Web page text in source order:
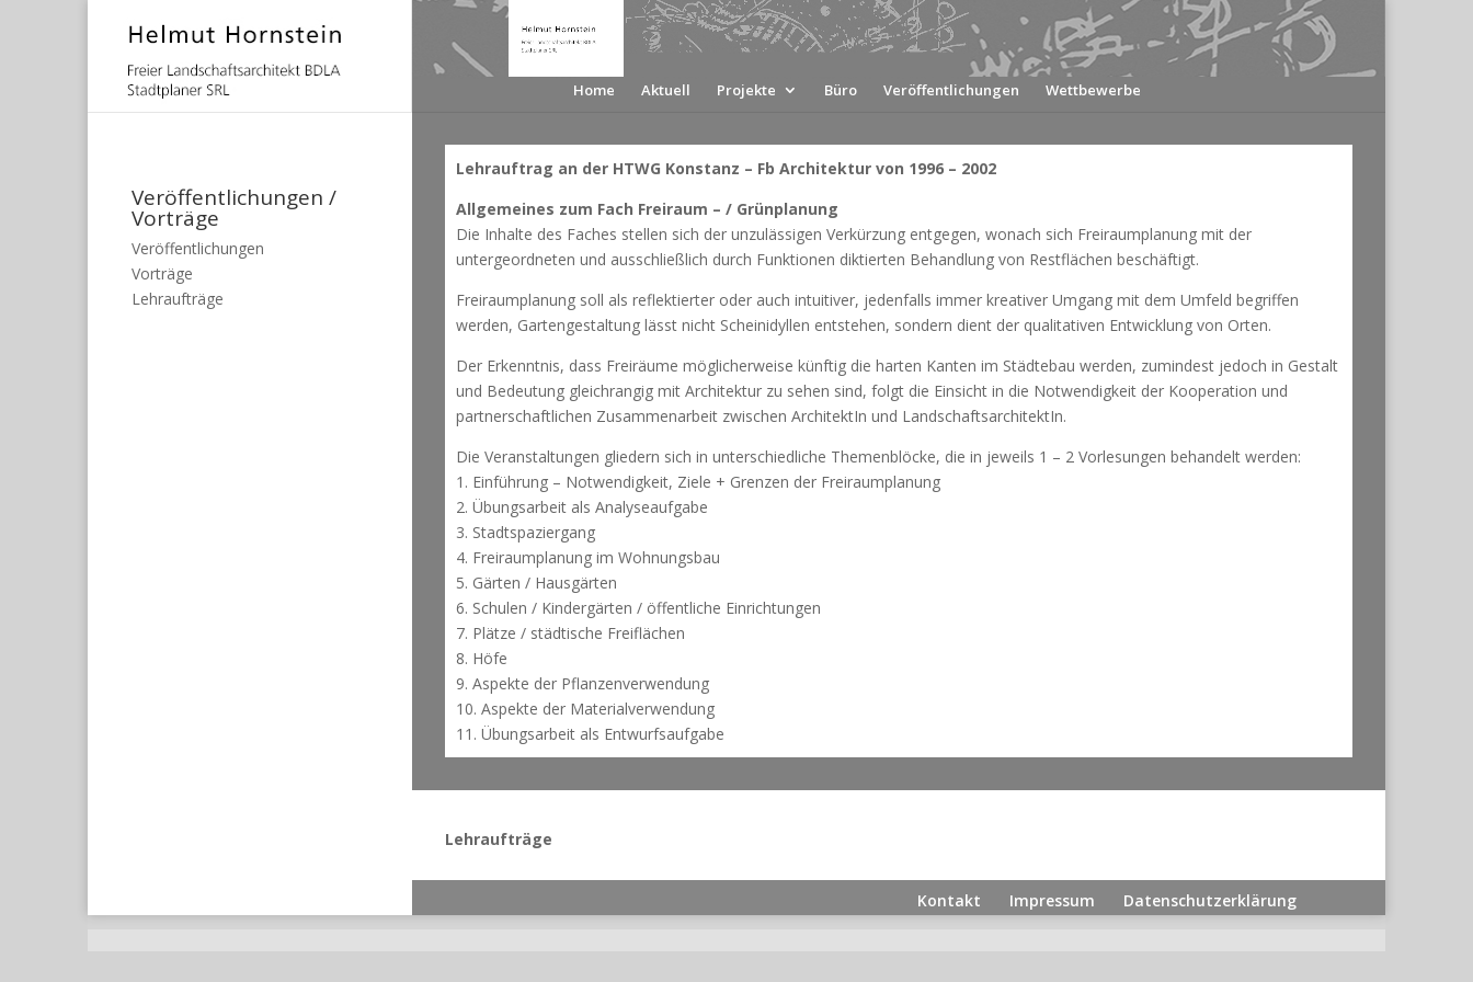
Home Aktuell Projekte Büro Veröffentlichungen Wettbewerbe
Veröffentlichungen /
Vorträge
Veröffentlichungen
Vorträge
Lehraufträge
Lehrauftrag an der HTWG Konstanz – Fb Architektur von 1996 – 2002
Allgemeines zum Fach Freiraum – / Grünplanung
Die Inhalte des Faches stellen sich der unzulässigen Verkürzung entgegen, wonach sich Freiraumplanung mit der
untergeordneten und ausschließlich durch Funktionen diktierten Behandlung von Restflächen beschäftigt.
Freiraumplanung soll als reflektierter oder auch intuitiver, jedenfalls immer kreativer Umgang mit dem Umfeld begriffen
werden, Gartengestaltung lässt nicht Scheinidyllen entstehen, sondern dient der qualitativen Entwicklung von Orten.
Der Erkenntnis, dass Freiräume möglicherweise künftig die harten Kanten im Städtebau werden, zumindest jedoch in Gestalt
und Bedeutung gleichrangig mit Architektur zu sehen sind, folgt die Einsicht in die Notwendigkeit der Kooperation und
partnerschaftlichen Zusammenarbeit zwischen ArchitektIn und LandschaftsarchitektIn.
Die Veranstaltungen gliedern sich in unterschiedliche Themenblöcke, die in jeweils 1 – 2 Vorlesungen behandelt werden:
1. Einführung – Notwendigkeit, Ziele + Grenzen der Freiraumplanung
2. Übungsarbeit als Analyseaufgabe
3. Stadtspaziergang
4. Freiraumplanung im Wohnungsbau
5. Gärten / Hausgärten
6. Schulen / Kindergärten / öffentliche Einrichtungen
7. Plätze / städtische Freiflächen
8. Höfe
9. Aspekte der Pflanzenverwendung
10. Aspekte der Materialverwendung
11. Übungsarbeit als Entwurfsaufgabe
Lehraufträge
Kontakt Impressum Datenschutzerklärung